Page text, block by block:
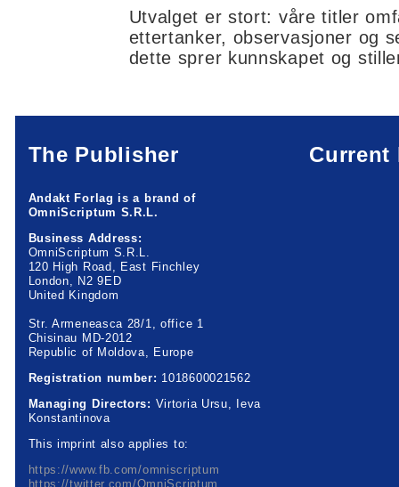
Utvalget er stort: våre titler
ettertanker, observasjoner og
dette sprer kunnskapet og
The Publisher
Andakt Forlag is a brand of
OmniScriptum S.R.L.
Business Address:
OmniScriptum S.R.L.
120 High Road, East Finchley
London, N2 9ED
United Kingdom
Str. Armeneasca 28/1, office 1
Chisinau MD-2012
Republic of Moldova, Europe
Registration number: 1018600021562
Managing Directors: Virtoria Ursu, Ieva
Konstantinova
This imprint also applies to:
https://www.fb.com/omniscriptum
https://twitter.com/OmniScriptum
Current